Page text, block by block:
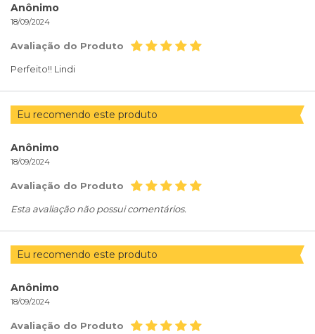
Anônimo
18/09/2024
Avaliação do Produto
Perfeito!! Lindi
Eu recomendo este produto
Anônimo
18/09/2024
Avaliação do Produto
Esta avaliação não possui comentários.
Eu recomendo este produto
Anônimo
18/09/2024
Avaliação do Produto